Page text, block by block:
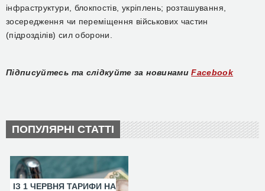
інфраструктури, блокпостів, укріплень; розташування,
зосередження чи переміщення військових частин
(підрозділів) сил оборони.
Підписуйтесь та слідкуйте за новинами Facebook
ПОПУЛЯРНІ СТАТТІ
ІЗ 1 ЧЕРВНЯ ТАРИФИ НА